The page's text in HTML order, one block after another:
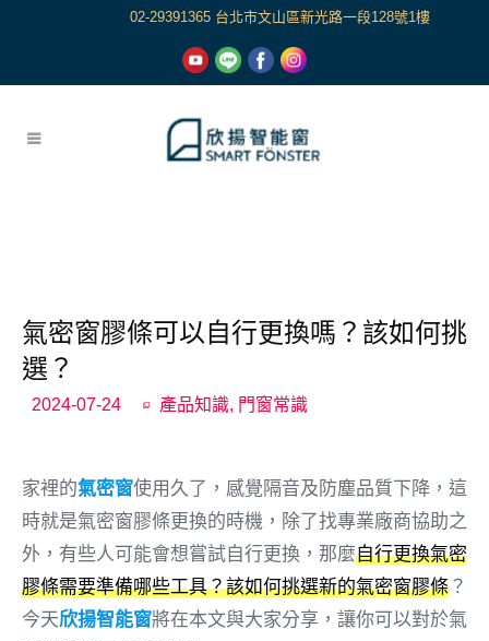
02-29391365 台北市文山區新光路一段128號1樓
氣密窗膠條可以自行更換嗎？該如何挑
選？
2024-07-24 產品知識, 門窗常識
家裡的氣密窗使用久了，感覺隔音及防塵品質下降，這
時就是氣密窗膠條更換的時機，除了找專業廠商協助之
外，有些人可能會想嘗試自行更換，那麼自行更換氣密
膠條需要準備哪些工具？該如何挑選新的氣密窗膠條 ？
今天欣揚智能窗將在本文與大家分享，讓你可以對於氣